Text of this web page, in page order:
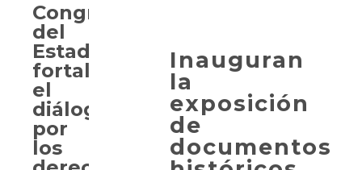
Inauguran
la
exposición
de
documentos
Congreso
del
Estado
fortalece
el
diálogo
por
los